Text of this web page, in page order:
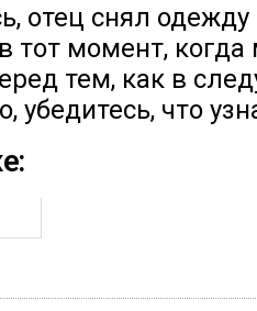
отец снял одежду
тот момент, когда
тем, как в
убедитесь, что